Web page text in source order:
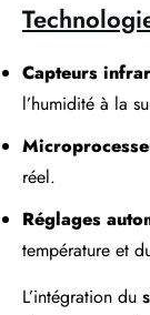
Capteurs
l’humidité à la
réel.
Réglages
température et
L’intégration du